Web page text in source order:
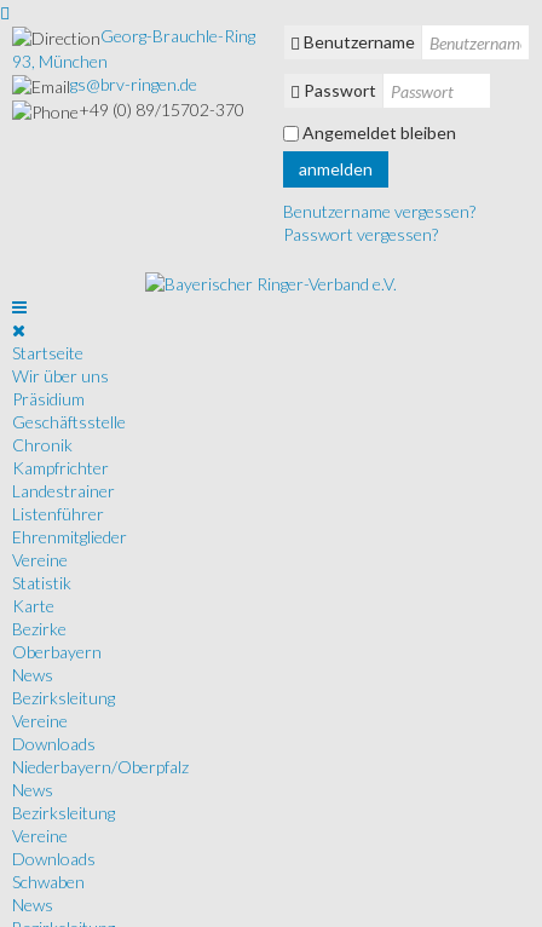
Georg-Brauchle-Ring
93, München
gs@brv-ringen.de
+49 (0) 89/15702-370
Benutzername
Passwort
Angemeldet bleiben
anmelden
Benutzername vergessen?
Passwort vergessen?
Startseite
Wir über uns
Präsidium
Geschäftsstelle
Chronik
Kampfrichter
Landestrainer
Listenführer
Ehrenmitglieder
Vereine
Statistik
Karte
Bezirke
Oberbayern
News
Bezirksleitung
Vereine
Downloads
Niederbayern/Oberpfalz
News
Bezirksleitung
Vereine
Downloads
Schwaben
News